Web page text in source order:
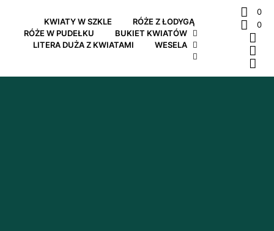
KWIATY W SZKLE
RÓŻE Z ŁODYGĄ
RÓŻE W PUDEŁKU
BUKIET KWIATÓW
LITERA DUŻA Z KWIATAMI
WESELA
0
0